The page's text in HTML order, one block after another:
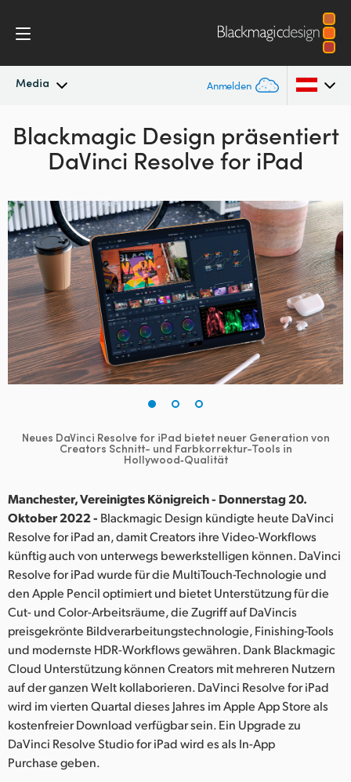
Media Anmelden
Neueste Nachrichten
Nachrichtenarchiv
Pressebilder
Argentina
Australia
Brazil
Canada
China
Denmark
Finland
Germany
Hong Kong SAR, China
India
Italy
Japan
Korea
Mexico
Malaysia
Netherlands
New Zealand
Norway
Blackmagic Design präsentiert
DaVinci Resolve for iPad
Neues DaVinci Resolve for iPad bietet neuer Generation von
Creators Schnitt- und Farbkorrektur-Tools in
Hollywood‑Qualität
Manchester, Vereinigtes Königreich - Donnerstag 20.
Oktober 2022 - Blackmagic Design kündigte heute DaVinci
Resolve for iPad an, damit Creators ihre Video-Workflows
künftig auch von unterwegs bewerkstelligen können. DaVinci
Resolve for iPad wurde für die MultiTouch-Technologie und
den Apple Pencil optimiert und bietet Unterstützung für die
Cut- und Color-Arbeitsräume, die Zugriff auf DaVincis
preisgekrönte Bildverarbeitungstechnologie, Finishing-Tools
und modernste HDR-Workflows gewähren. Dank Blackmagic
Cloud Unterstützung können Creators mit mehreren Nutzern
auf der ganzen Welt kollaborieren. DaVinci Resolve for iPad
wird im vierten Quartal dieses Jahres im Apple App Store als
kostenfreier Download verfügbar sein. Ein Upgrade zu
DaVinci Resolve Studio for iPad wird es als In-App
Purchase geben.